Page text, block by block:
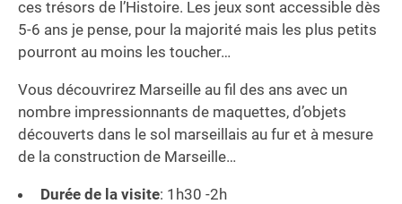
ces trésors de l’Histoire. Les jeux sont accessible dès
5-6 ans je pense, pour la majorité mais les plus petits
pourront au moins les toucher…
Vous découvrirez Marseille au fil des ans avec un
nombre impressionnants de maquettes, d’objets
découverts dans le sol marseillais au fur et à mesure
de la construction de Marseille…
Durée de la visite: 1h30 -2h